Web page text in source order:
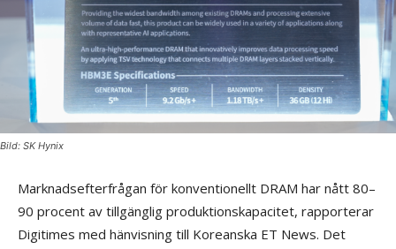
Bild: SK Hynix
Marknadsefterfrågan för konventionellt DRAM har nått 80–
90 procent av tillgänglig produktionskapacitet, rapporterar
Digitimes med hänvisning till Koreanska ET News. Det